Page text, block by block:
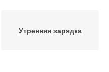
Утренняя зарядка